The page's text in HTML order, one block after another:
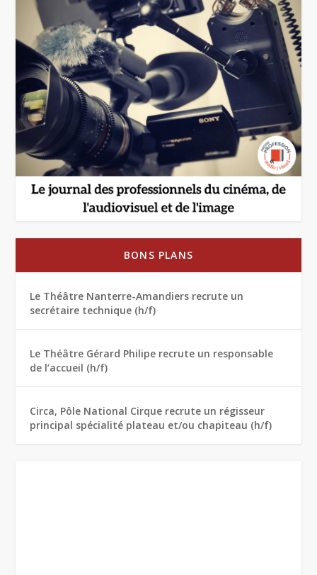
BONS PLANS
Le Théâtre Nanterre-Amandiers recrute un
secrétaire technique (h/f)
Le Théâtre Gérard Philipe recrute un responsable
de l’accueil (h/f)
Circa, Pôle National Cirque recrute un régisseur
principal spécialité plateau et/ou chapiteau (h/f)